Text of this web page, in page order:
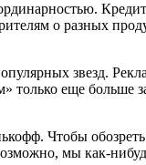
о разных
звезд.
еще больше
Чтобы
мы как-